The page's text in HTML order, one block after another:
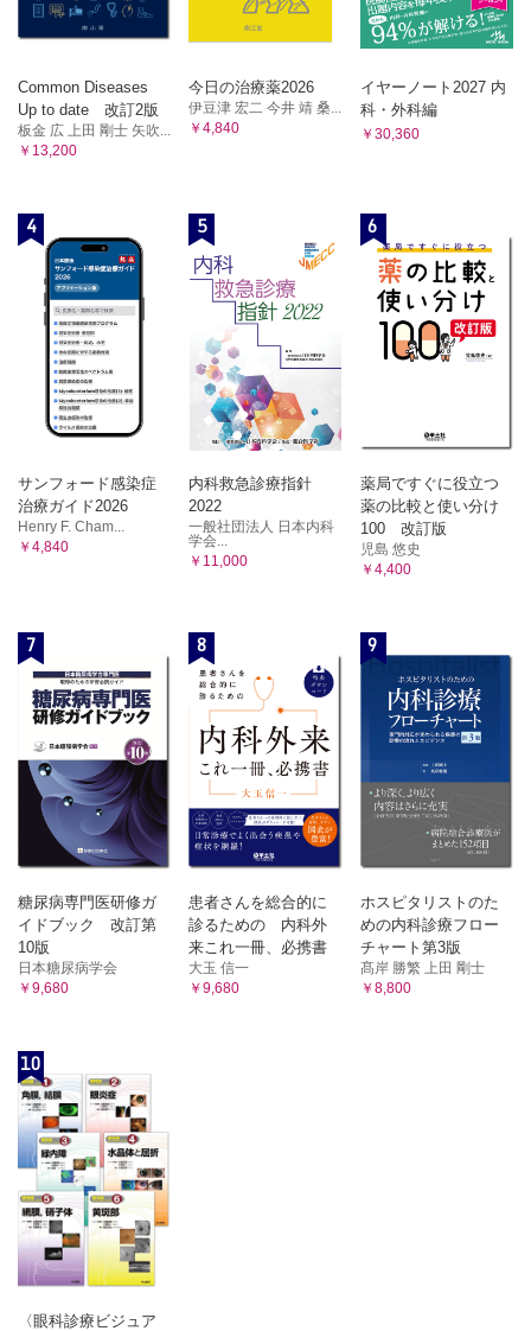
Common Diseases
Up to date 改訂2版
板金 広 上田 剛士 矢吹...
￥13,200
今日の治療薬2026
伊豆津 宏二 今井 靖 桑...
￥4,840
イヤーノート2027 内
科・外科編
￥30,360
4
サンフォード感染症
治療ガイド2026
Henry F. Cham...
￥4,840
5
内科救急診療指針
2022
一般社団法人 日本内科
学会...
￥11,000
6
薬局ですぐに役立つ
薬の比較と使い分け
100 改訂版
児島 悠史
￥4,400
7
糖尿病専門医研修ガ
イドブック 改訂第
10版
日本糖尿病学会
￥9,680
8
患者さんを総合的に
診るための 内科外
来これ一冊、必携書
大玉 信一
￥9,680
9
ホスピタリストのた
めの内科診療フロー
チャート第3版
髙岸 勝繁 上田 剛士
￥8,800
10
〈眼科診療ビジュア